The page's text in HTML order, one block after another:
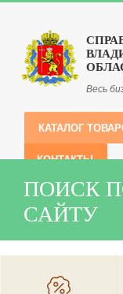
Весь
КАТАЛОГ
КОНТАКТЫ
ПОИСК
САЙТУ